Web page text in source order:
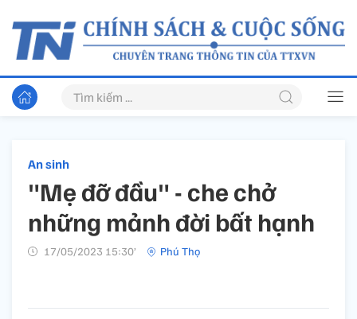
An sinh
"Mẹ đỡ đầu" - che chở
những mảnh đời bất hạnh
17/05/2023 15:30’ Phú Thọ